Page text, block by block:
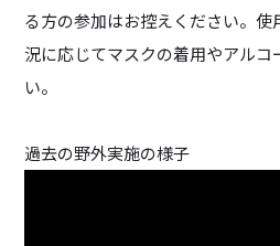
る方の参加はお控えください。
況に応じてマスクの着用やアルコ
い。
過去の野外実施の様子